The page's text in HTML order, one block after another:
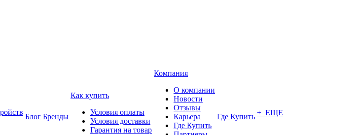
Блог Бренды
Как купить
Условия оплаты
Условия доставки
Гарантия на товар
Компания
О компании
Новости
Отзывы
Карьера
Где Купить
Где Купить + ЕЩЕ